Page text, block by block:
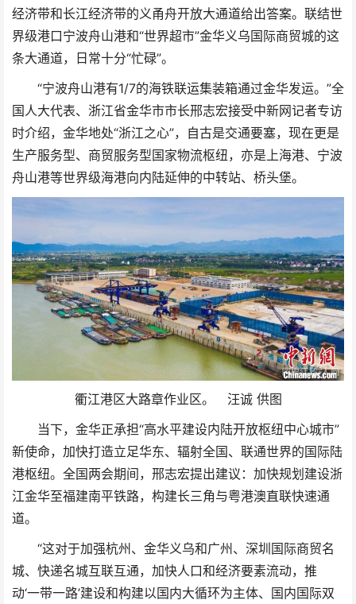
经济带和长江经济带的义甬舟开放大通道给出答案。联结世
界级港口宁波舟山港和“世界超市”金华义乌国际商贸城的这
条大通道，日常十分“忙碌”。
“宁波舟山港有1/7的海铁联运集装箱通过金华发运。”全
国人大代表、浙江省金华市市长邢志宏接受中新网记者专访
时介绍，金华地处“浙江之心”，自古是交通要塞，现在更是
生产服务型、商贸服务型国家物流枢纽，亦是上海港、宁波
舟山港等世界级海港向内陆延伸的中转站、桥头堡。
衢江港区大路章作业区。 汪诚 供图
当下，金华正承担“高水平建设内陆开放枢纽中心城市”
新使命，加快打造立足华东、辐射全国、联通世界的国际陆
港枢纽。全国两会期间，邢志宏提出建议：加快规划建设浙
江金华至福建南平铁路，构建长三角与粤港澳直联快速通
道。
“这对于加强杭州、金华义乌和广州、深圳国际商贸名
城、快递名城互联互通，加快人口和经济要素流动，推
动‘一带一路’建设和构建以国内大循环为主体、国内国际双